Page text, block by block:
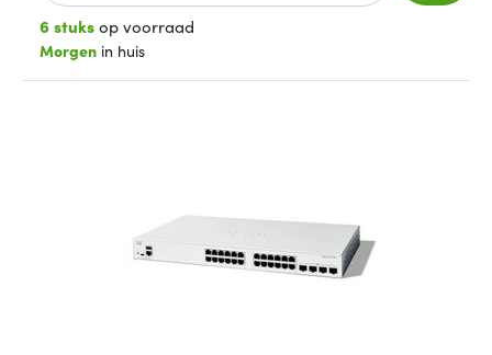
6 stuksop voorraad
Morgen in huis